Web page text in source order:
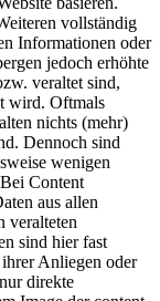
vollständig
Informationen oder
jedoch erhöhte
veraltet sind,
wird. Oftmals
nichts (mehr)
Dennoch sind
wenigen
Content
aus allen
veralteten
sind hier fast
Anliegen oder
direkte